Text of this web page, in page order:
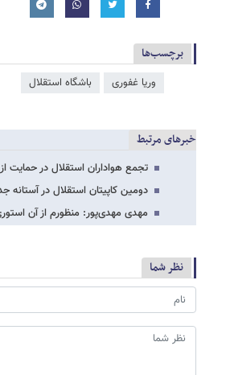
برچسب‌ها
وریا غفوری باشگاه استقلال
خبرهای مرتبط
تجمع هواداران استقلال در حمایت از
دومین کاپیتان استقلال در آستانه
مهدی مهدی‌پور: منظورم از آن
نظر شما